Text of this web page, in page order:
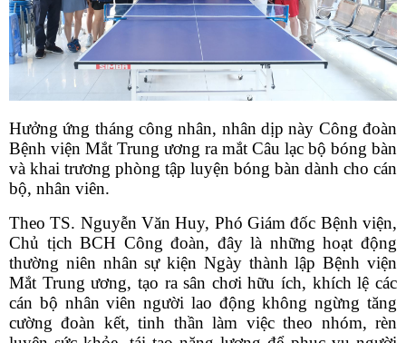
Hưởng ứng tháng công nhân, nhân dịp này Công đoàn
Bệnh viện Mắt Trung ương ra mắt Câu lạc bộ bóng bàn
và khai trương phòng tập luyện bóng bàn dành cho cán
bộ, nhân viên.
Theo TS. Nguyễn Văn Huy, Phó Giám đốc Bệnh viện,
Chủ tịch BCH Công đoàn, đây là những hoạt động
thường niên nhân sự kiện Ngày thành lập Bệnh viện
Mắt Trung ương, tạo ra sân chơi hữu ích, khích lệ các
cán bộ nhân viên người lao động không ngừng tăng
cường đoàn kết, tinh thần làm việc theo nhóm, rèn